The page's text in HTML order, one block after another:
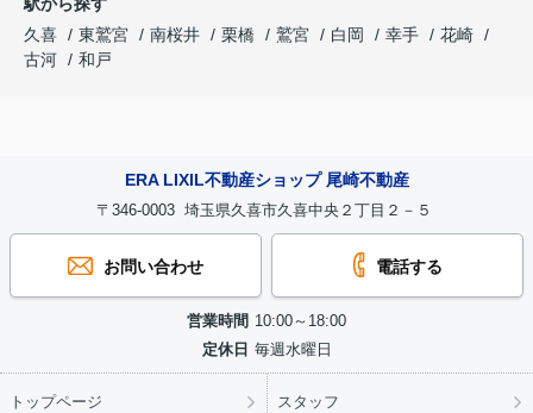
駅から探す
久喜
東鷲宮 南桜井 栗橋 鷲宮 白岡 幸手
花崎
古河
和戸
ERA LIXIL不動産ショップ 尾崎不動産
〒346-0003 埼玉県久喜市久喜中央２丁目２－５
お問い合わせ 電話する
営業時間 10:00～18:00
定休日 毎週水曜日
トップページ スタッフ